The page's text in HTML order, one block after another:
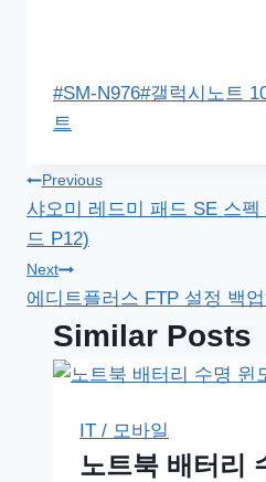
Post
Tags:
#SM-N976#갤럭시노트
트
글
탐
색
Previous
샤오미 레드미 패드 SE 스
드 P12)
Next
에디트플러스 FTP 설정 백업
Similar Posts
IT / 모바일
노트북 배터리